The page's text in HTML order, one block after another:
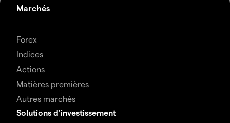
Marchés
Forex
Indices
Actions
Matières premières
Autres marchés
Solutions d'investissement